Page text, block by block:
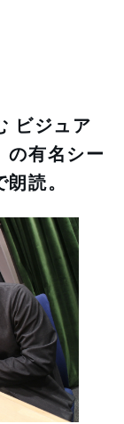
ビジュア
の有名シー
読。